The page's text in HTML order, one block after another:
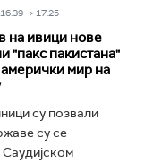
-> 17:25
на ивици нове
"пакс пакистана"
мир на
су позвали
су се